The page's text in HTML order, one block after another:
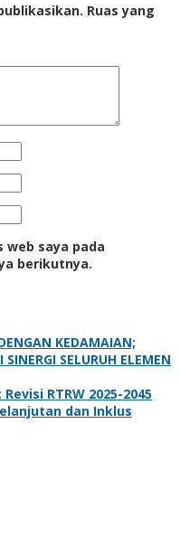
Ruas yang
web saya pada
berikutnya.
KEDAMAIAN;
SELURUH ELEMEN
RTRW 2025-2045
dan Inklus